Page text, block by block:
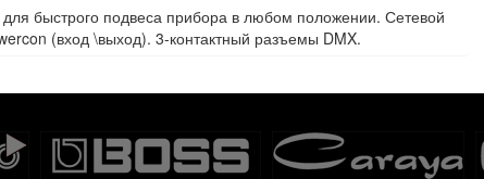
быстрого подвеса прибора в любом положении. Сетевой
(вход \выход). 3-контактный разъемы DMX.